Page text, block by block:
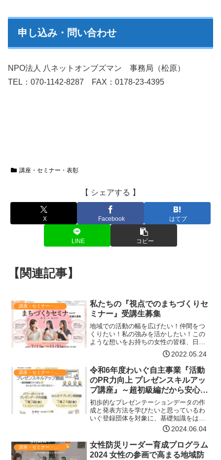
申し込み・問い合わせ
NPO法人 八ネットオンブズマン 事務局（松原）
TEL：070-1142-8287 FAX：0178-23-4395
講座・セミナー・表彰
【 シェアする 】
X Facebook はてブ
LINE コピー
【関連記事】
私たちの『視点でのまちづくりセ
ミナー』受講生募集
地域での活動の幅を広げたい！仲間をつ
くりたい！私の強みを活かしたい！この
ような想いをお持ちの女性の皆様、日ご
ろの想いや経験を活かして、自分も地域
も幸せにするチカラを身につけません
か？対象 青森県在住の18歳以上の女性
地域づくりやまちづくり…【詳細はコチ
ラ】
2022.05.24
令和6年度わいぐ自主事業『活動
のPR力向上 プレゼンスキルアッ
プ講座』～超初級編だから安心
みんなでゆったり学び合おう～
初歩的なプレゼンテーションデータの作
成と発表方法を学びたいと思っているわ
いぐ登録団体を対象に、基礎知識をはじ
めとする機能の紹介やデータの作成、み
んなで楽しく学び合う発表(プレゼン)会を
します。日時パワーポイントでプレゼン
データ作成編7月3日…【詳細はコチラ】
2024.06.04
女性防災リーダー育成プログラム
2024 女性の参画で高まる地域防